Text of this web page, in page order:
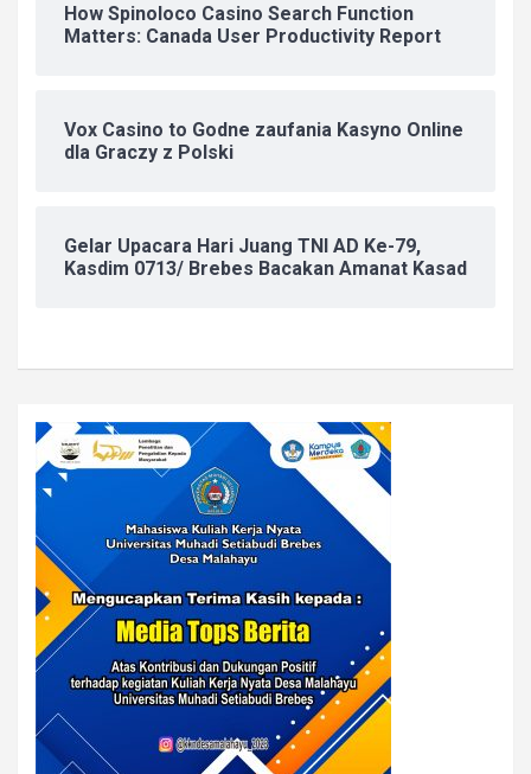
How Spinoloco Casino Search Function
Matters: Canada User Productivity Report
Vox Casino to Godne zaufania Kasyno Online
dla Graczy z Polski
Gelar Upacara Hari Juang TNI AD Ke-79,
Kasdim 0713/ Brebes Bacakan Amanat Kasad